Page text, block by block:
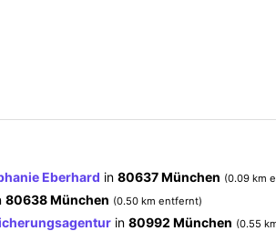
Eberhard in 80637 München (0.09 km
80638 München (0.50 km entfernt)
in 80992 München (0.55